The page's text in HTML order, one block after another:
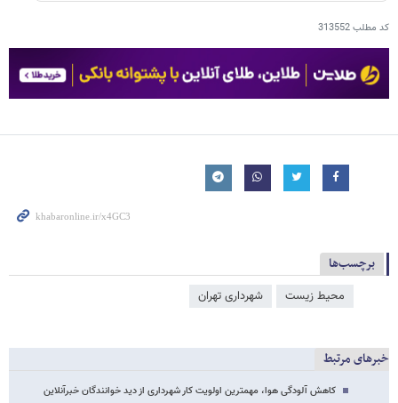
کد مطلب313552
برچسب‌ها
محیط زیست شهرداری تهران
خبرهای مرتبط
کاهش آلودگی هوا، مهمترین اولویت کار شهرداری از دید خوانندگان خبرآنلاین